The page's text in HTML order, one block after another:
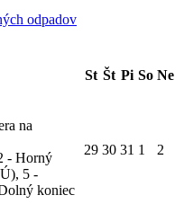
odpadov
St Št Pi So Ne
na
- Horný
5 -
koniec
29 30 31 1 2